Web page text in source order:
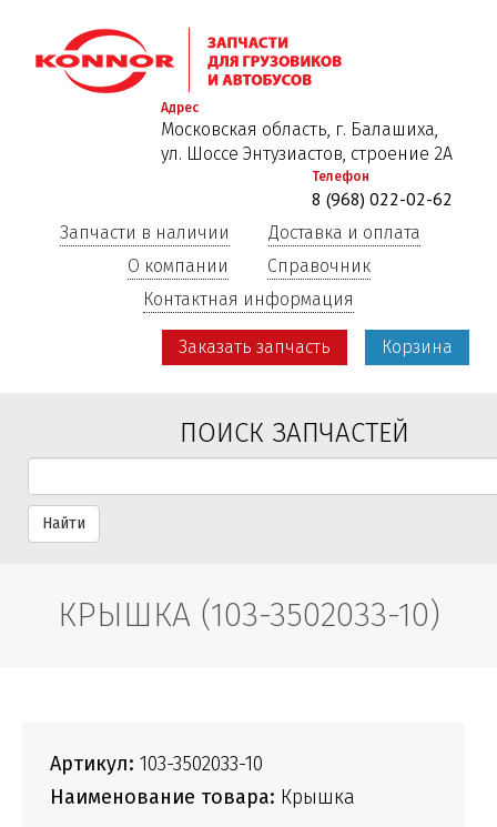
к
основному
Адрес
Московская область, г. Балашиха,
ул. Шоссе Энтузиастов, строение 2А
Телефон
8 (968) 022-02-62
Запчасти в наличии
Доставка и оплата
О компании
Справочник
Контактная информация
Заказать запчасть Корзина
ПОИСК ЗАПЧАСТЕЙ
Найти
КРЫШКА (103-3502033-10)
Артикул: 103-3502033-10
Наименование товара: Крышка